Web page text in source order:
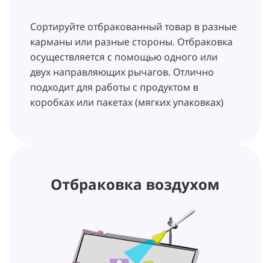
Сортируйте отбракованный товар в разные
карманы или разные стороны. Отбраковка
осуществляется с помощью одного или
двух направляющих рычагов. Отлично
подходит для работы с продуктом в
коробках или пакетах (мягких упаковках)
Отбраковка воздухом